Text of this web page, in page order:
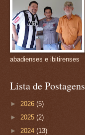
abadienses e ibitirenses
Lista de Postagens
► 2026 (5)
► 2025 (2)
► 2024 (13)